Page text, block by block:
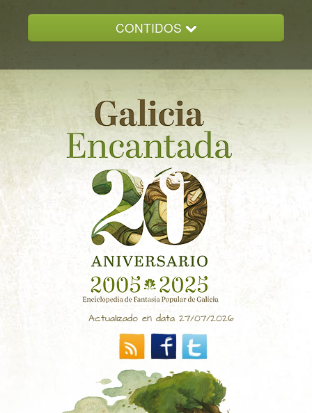
CONTIDOS
GALICIA ENCANTADA
DOCUMENTACION
NOVAS
CONTACTO
Actualizado en data 27/07/2026